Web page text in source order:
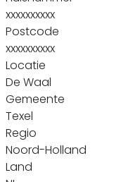
xxxxxxxxxx
Postcode
xxxxxxxxxx
Locatie
De Waal
Gemeente
Texel
Regio
Noord-Holland
Land